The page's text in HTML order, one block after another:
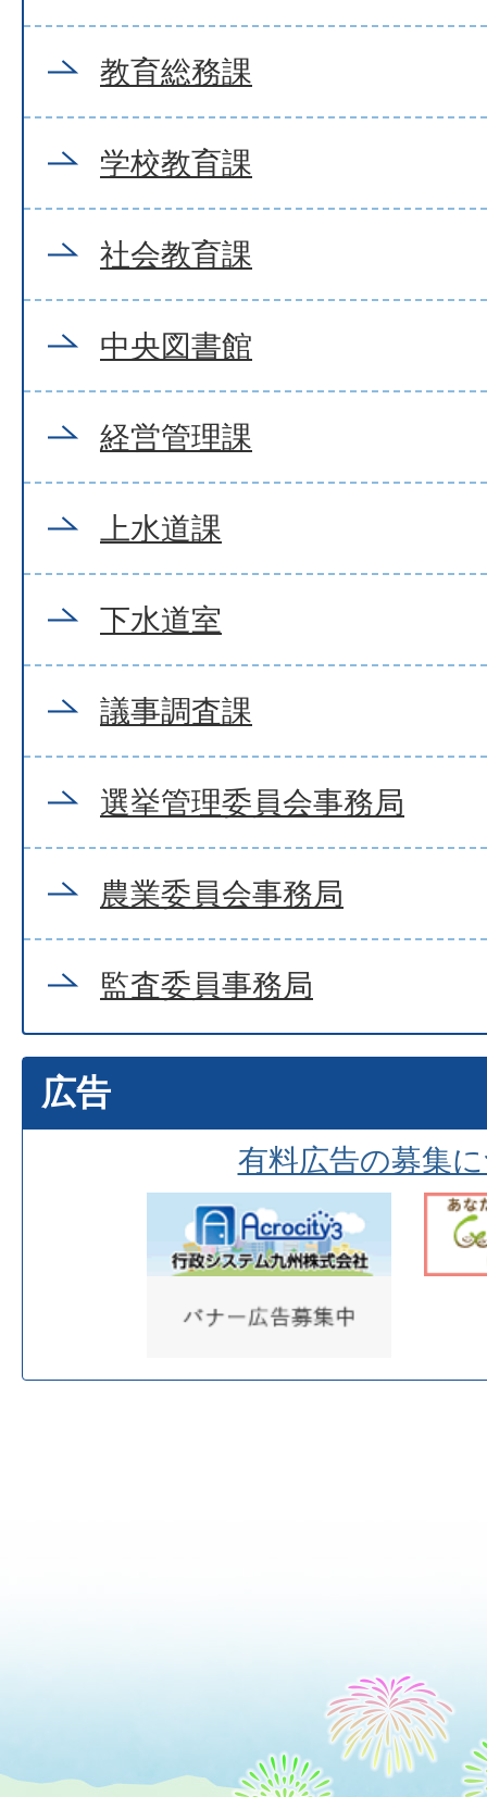
教育総務課
学校教育課
社会教育課
中央図書館
経営管理課
上水道課
下水道室
議事調査課
選挙管理委員会事務局
農業委員会事務局
監査委員事務局
広告
有料広告の募集